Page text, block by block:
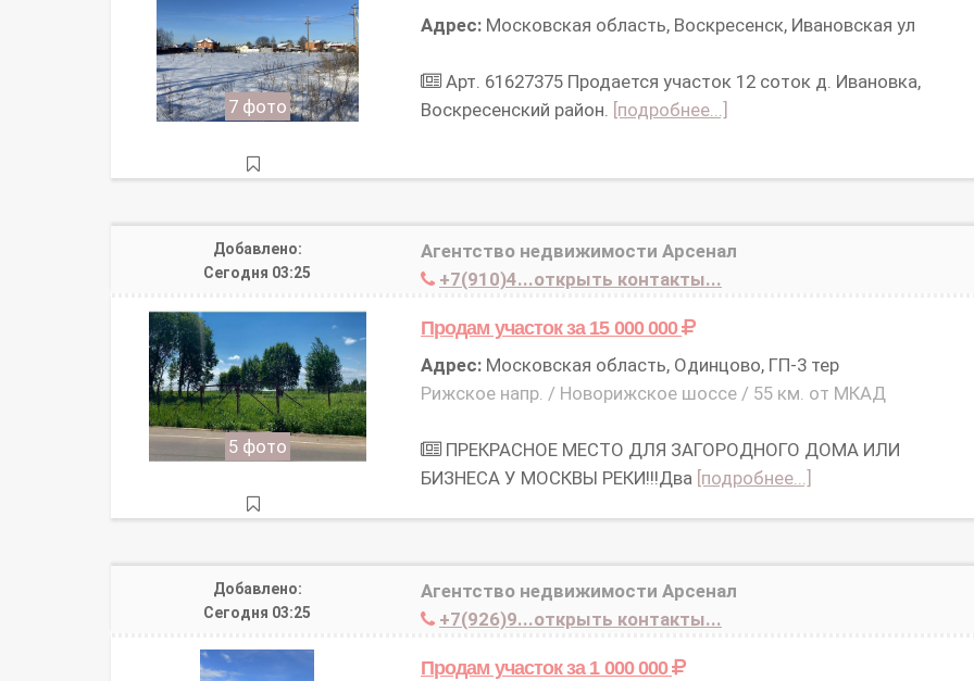
7 фото
Адрес:Московская область, Воскресенск, Ивановская ул
Арт. 61627375 Продается участок 12 соток д. Ивановка,
Воскресенский район. [подробнее...]
Добавлено:
Сегодня 03:25
Агентство недвижимости Арсенал
+7(910)4...открыть контакты...
5 фото
Продам участокза 15 000 000
Адрес:Московская область, Одинцово, ГП-3 тер
Рижское напр. / Новорижское шоссе / 55 км. от МКАД
ПРЕКРАСНОЕ МЕСТО ДЛЯ ЗАГОРОДНОГО ДОМА ИЛИ
БИЗНЕСА У МОСКВЫ РЕКИ!!!Два [подробнее...]
Добавлено:
Сегодня 03:25
Агентство недвижимости Арсенал
+7(926)9...открыть контакты...
Продам участокза 1 000 000